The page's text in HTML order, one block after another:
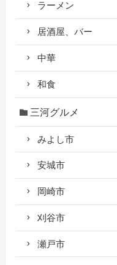
ラーメン
居酒屋、バー
中華
和食
三河グルメ
みよし市
安城市
岡崎市
刈谷市
瀬戸市